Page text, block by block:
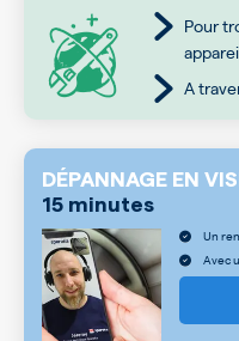
Pour
A
DÉPANNAGE EN
15 minutes
Un
Avec